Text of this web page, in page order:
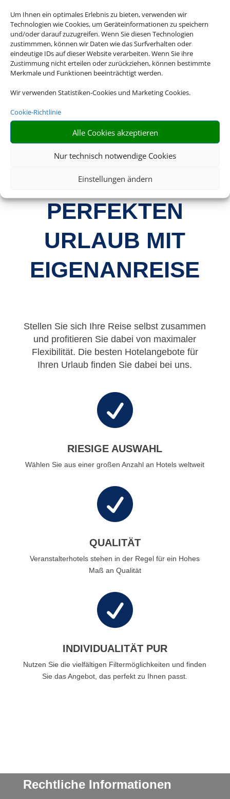
Um Ihnen ein optimales Erlebnis zu bieten, verwenden wir
Technologien wie Cookies, um Geräteinformationen zu speichern
und/oder darauf zuzugreifen. Wenn Sie diesen Technologien
zustimmmen, können wir Daten wie das Surfverhalten oder
eindeutige IDs auf dieser Website verarbeiten. Wenn Sie ihre
Zustimmung nicht erteilen oder zurückziehen, können bestimmte
Merkmale und Funktionen beeinträchtigt werden.
Wir verwenden Statistiken-Cookies und Marketing Cookies.
Cookie-Richtlinie
Alle Cookies akzeptieren
Nur technisch notwendige Cookies
Einstellungen ändern
Um diesen Inhalt darzustellen, aktivieren Sie bitte die Cookies. Es
werden ggf. personenbezogene Daten verarbeitet.
Cookies akzeptieren
IHR HOTEL-
EXPERTE FÜR
DEN
PERFEKTEN
URLAUB MIT
EIGENANREISE
Stellen Sie sich Ihre Reise selbst zusammen
und profitieren Sie dabei von maximaler
Flexibilität. Die besten Hotelangebote für
Ihren Urlaub finden Sie dabei bei uns.

RIESIGE AUSWAHL
Wählen Sie aus einer großen Anzahl an Hotels weltweit

QUALITÄT
Veranstalterhotels stehen in der Regel für ein Hohes
Maß an Qualität

INDIVIDUALITÄT PUR
Nutzen Sie die vielfältigen Filtermöglichkeiten und finden
Sie das Angebot, das perfekt zu Ihnen passt.
Rechtliche Informationen